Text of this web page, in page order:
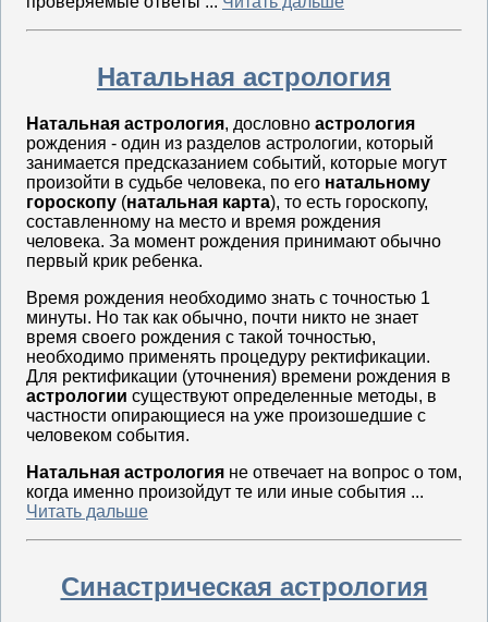
Натальная астрология
Натальная астрология, дословно астрология
рождения - один из разделов астрологии, который
занимается предсказанием событий, которые могут
произойти в судьбе человека, по его натальному
гороскопу (натальная карта), то есть гороскопу,
составленному на место и время рождения
человека. За момент рождения принимают обычно
первый крик ребенка.
Время рождения необходимо знать с точностью 1
минуты. Но так как обычно, почти никто не знает
время своего рождения с такой точностью,
необходимо применять процедуру ректификации.
Для ректификации (уточнения) времени рождения в
астрологии существуют определенные методы, в
частности опирающиеся на уже произошедшие с
человеком события.
Натальная астрология не отвечает на вопрос о том,
когда именно произойдут те или иные события ...
Читать дальше
Синастрическая астрология